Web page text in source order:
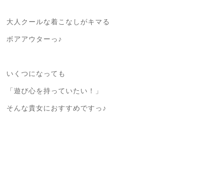
大人クールな着こなしがキマる
ボアアウターっ♪
いくつになっても
「遊び心を持っていたい！」
そんな貴女におすすめですっ♪